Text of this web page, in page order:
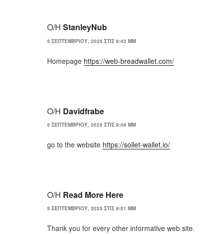
Ο/Η StanleyNub
5 ΣΕΠΤΕΜΒΡΊΟΥ, 2025 ΣΤΙΣ 9:42 ΜΜ
Homepage https://web-breadwallet.com/
Ο/Η Davidfrabe
5 ΣΕΠΤΕΜΒΡΊΟΥ, 2025 ΣΤΙΣ 9:48 ΜΜ
go to the website https://sollet-wallet.io/
Ο/Η Read More Here
5 ΣΕΠΤΕΜΒΡΊΟΥ, 2025 ΣΤΙΣ 9:51 ΜΜ
Thank you for every other informative web site.